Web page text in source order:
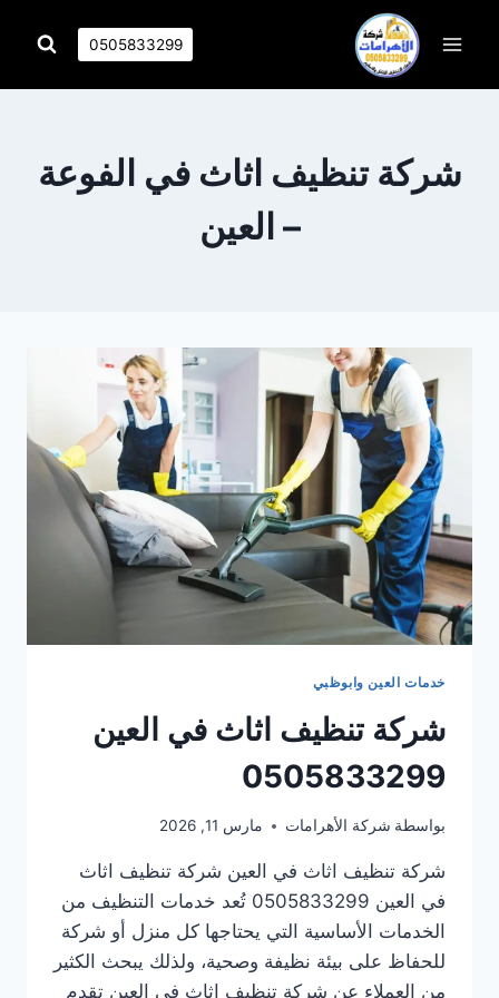
0505833299
شركة تنظيف اثاث في الفوعة
– العين
خدمات العين وابوظبي
شركة تنظيف اثاث في العين
0505833299
بواسطة شركة الأهرامات مارس 11, 2026
شركة تنظيف اثاث في العين شركة تنظيف اثاث
في العين 0505833299 تُعد خدمات التنظيف من
الخدمات الأساسية التي يحتاجها كل منزل أو شركة
للحفاظ على بيئة نظيفة وصحية، ولذلك يبحث الكثير
من العملاء عن شركة تنظيف اثاث في العين تقدم